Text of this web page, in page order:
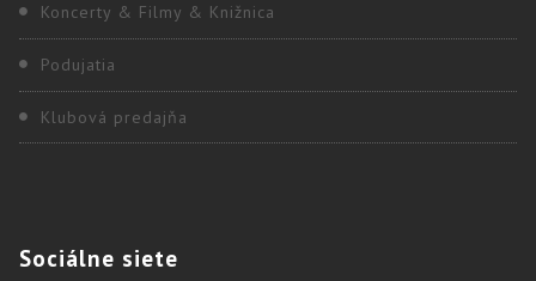
Koncerty & Filmy & Knižnica
Podujatia
Klubová predajňa
Sociálne siete